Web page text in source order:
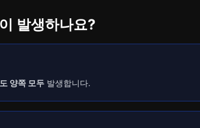
발생하나요?
양쪽 모두 발생합니다.